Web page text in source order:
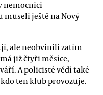
nemocnici
ještě na Nový
ale neobvinili zatím
již čtyři měsíce,
A policisté vědí také
ten klub provozuje.